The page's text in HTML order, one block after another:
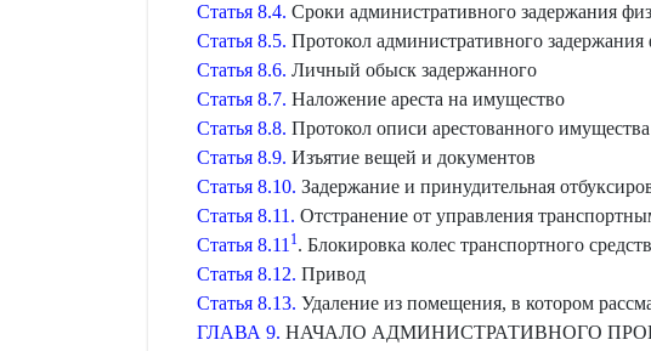
Статья 8.4. Сроки административного задержания
Статья 8.5. Протокол административного задержания
Статья 8.6. Личный обыск задержанного
Статья 8.7. Наложение ареста на имущество
Статья 8.8. Протокол описи арестованного имущества
Статья 8.9. Изъятие вещей и документов
Статья 8.10. Задержание и принудительная
Статья 8.11. Отстранение от управления
Статья 8.11 1. Блокировка колес транспортного
Статья 8.12. Привод
Статья 8.13. Удаление из помещения, в котором
ГЛАВА 9. НАЧАЛО АДМИНИСТРАТИВНОГО